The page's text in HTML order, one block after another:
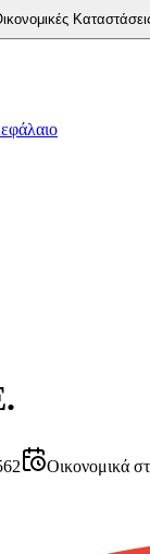
Οικονομικά